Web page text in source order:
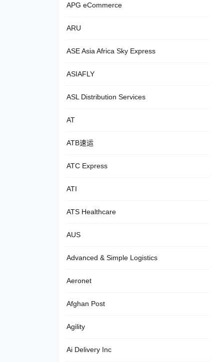
APG eCommerce
ARU
ASE Asia Africa Sky Express
ASIAFLY
ASL Distribution Services
AT
ATB速运
ATC Express
ATI
ATS Healthcare
AUS
Advanced & Simple Logistics
Aeronet
Afghan Post
Agility
Ai Delivery Inc